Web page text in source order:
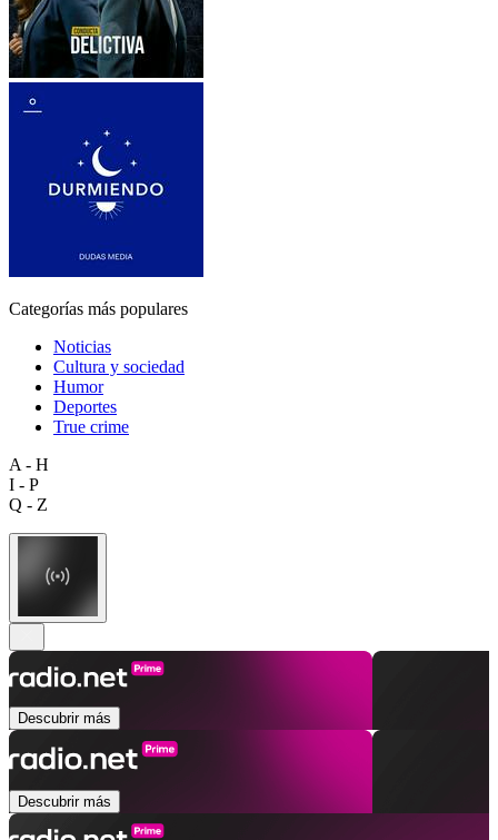
Categorías más populares
Noticias
Cultura y sociedad
Humor
Deportes
True crime
A - H
I - P
Q - Z
Descubrir más
Descubrir más